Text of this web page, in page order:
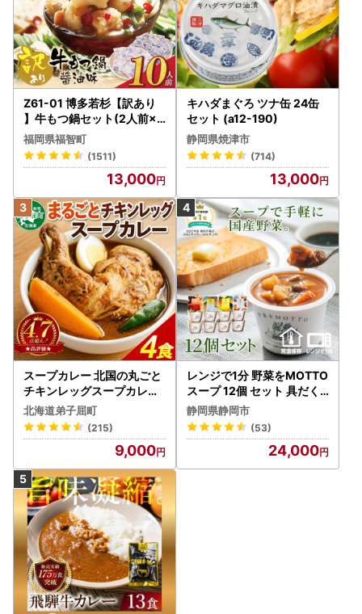
Z61-01 博多若杉【訳あり
】牛もつ鍋セット(2人前×5
) 10人前 もつ鍋
福岡県福智町
(1511)
13,000
キハダまぐろ ツナ缶 24缶
セット (a12-190)
静岡県焼津市
(714)
13,000
スープカレー 北国の丸ごと
チキンレッグスープカレー
4個 3739
北海道弟子屈町
(215)
9,000
レンジで1分 野菜をMOTTO
スープ 12個 セット 具だく
さんスープ 朝食 惣菜 国産
野菜 常温保存
静岡県静岡市
(53)
24,000